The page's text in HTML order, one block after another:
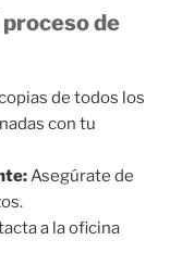
de
de todos los
con tu
Asegúrate de
a la oficina